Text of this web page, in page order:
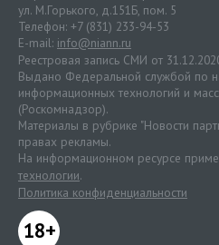
ул. М.Горького, д.151Б, пом. 5
Телефон: +7 (831) 233-94-53
E-mail: info@niann.ru
Реестровая запись СМИ от
Выдано Федеральной службой по
информационных технологий и
(Роскомнадзор).
Материалы в рубрике "Новости
правах рекламы.
На информационном ресурсе
технологии.
Политика конфиденциальности
18+